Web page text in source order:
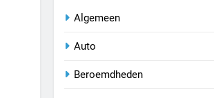
Algemeen
Auto
Beroemdheden